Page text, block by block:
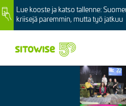
Skip
to
main
ImageLue kooste ja katso tallenne:
kriisejä paremmin, mutta työ jatkuu